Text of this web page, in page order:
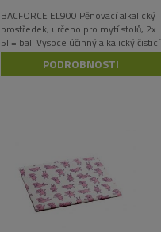
BACFORCE EL900 Pěnovací alkalický
prostředek, určeno pro mytí stolů, 2x
5l = bal. Vysoce účinný alkalický čisticí
a dezinfekční přípravek na bázi
aktivního chlóru. Vhodný pro mytí a
PODROBNOSTI